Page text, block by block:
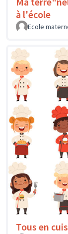
à l'école
Ecole
Tous en